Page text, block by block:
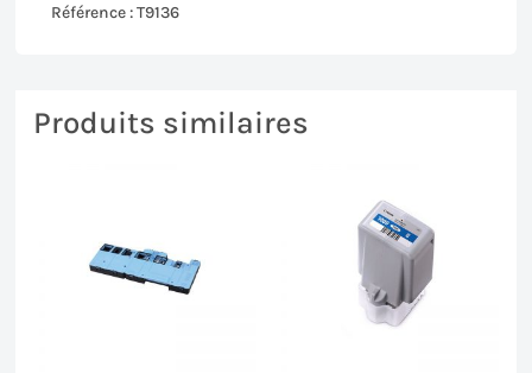
Référence : T9136
Produits similaires